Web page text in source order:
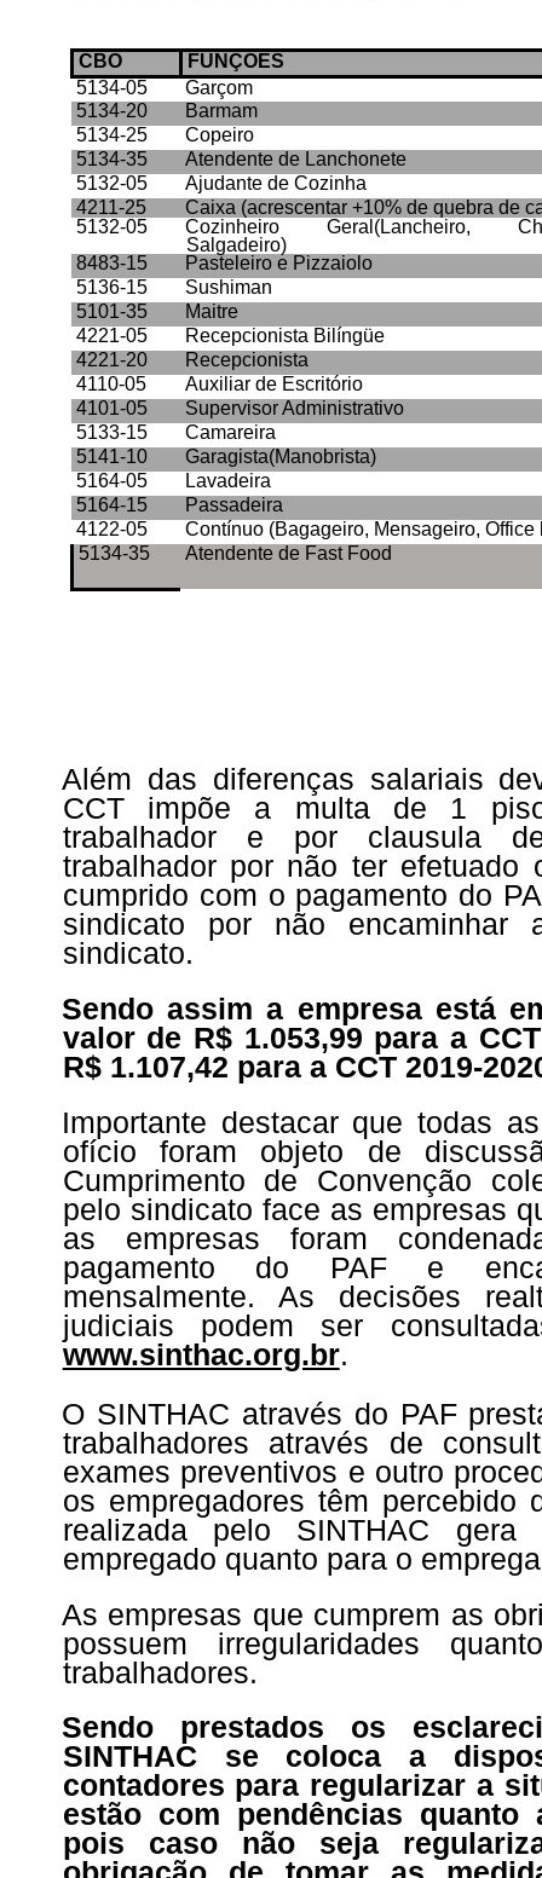
CBO
FUNÇÕES
5134-05
Garçom
5134-20
Barmam
5134-25
Copeiro
5134-35
Atendente de Lanchonete
5132-05
Ajudante de Cozinha
4211-25
Caixa (acrescentar +10% de quebra de
5132-05
Cozinheiro Geral(Lancheiro,
Salgadeiro)
8483-15
Pasteleiro e Pizzaiolo
5136-15
Sushiman
5101-35
Maitre
4221-05
Recepcionista Bilíngüe
4221-20
Recepcionista
4110-05
Auxiliar de Escritório
4101-05
Supervisor Administrativo
5133-15
Camareira
5141-10
Garagista(Manobrista)
5164-05
Lavadeira
5164-15
Passadeira
4122-05
Contínuo (Bagageiro, Mensageiro, Office
5134-35
Atendente de Fast Food
Além das diferenças salariais
CCT impõe a multa de 1
trabalhador e por clausula
trabalhador por não ter efetuado
cumprido com o pagamento do
sindicato por não encaminhar
sindicato.
Sendo assim a empresa está
valor de R$ 1.053,99 para a
R$ 1.107,42 para a CCT 2019-
Importante destacar que todas
ofício foram objeto de
Cumprimento de Convenção
pelo sindicato face as empresas
as empresas foram
pagamento do PAF e
mensalmente. As decisões
judiciais podem ser
www.sinthac.org.br.
O SINTHAC através do PAF
trabalhadores através de
exames preventivos e outro
os empregadores têm percebido
realizada pelo SINTHAC
empregado quanto para o
As empresas que cumprem as
possuem irregularidades
trabalhadores.
Sendo prestados os
SINTHAC se coloca a
contadores para regularizar a
estão com pendências
pois caso não seja